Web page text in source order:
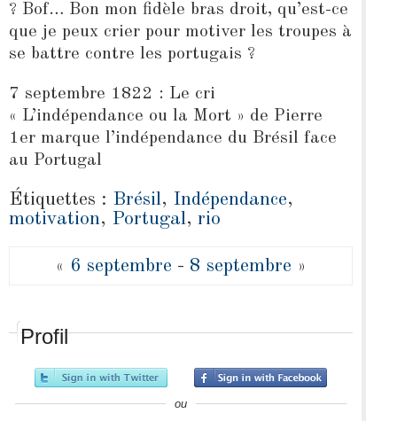
? Bof… Bon mon fidèle bras droit, qu’est-ce
que je peux crier pour motiver les troupes à
se battre contre les portugais ?
7 septembre 1822 : Le cri
« L’indépendance ou la Mort » de Pierre
1er marque l’indépendance du Brésil face
au Portugal
Étiquettes : Brésil, Indépendance,
motivation, Portugal, rio
« 6 septembre - 8 septembre »
Profil
ou